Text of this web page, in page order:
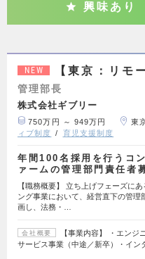
興味あり
NEW 【東京：リモ
管理部長
株式会社ギブリー
750万円 ～ 949万円 東
ィブ制度
育児支援制度
年間100名採用を行うコ
ァームの管理部門責任者
【職務概要】 立ち上げフェーズに
ング事業において、経営直下の管理
画し、法務・…
会社概要
【事業内容】 ・エン
サービス事業（中途／新卒）・イ